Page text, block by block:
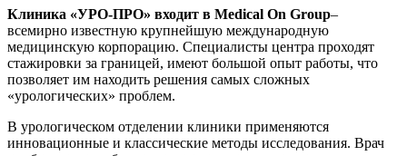
Клиника «УРО-ПРО» входит в Medical On Group–
всемирно известную крупнейшую международную
медицинскую корпорацию. Специалисты центра проходят
стажировки за границей, имеют большой опыт работы, что
позволяет им находить решения самых сложных
«урологических» проблем.
В урологическом отделении клиники применяются
инновационные и классические методы исследования. Врач